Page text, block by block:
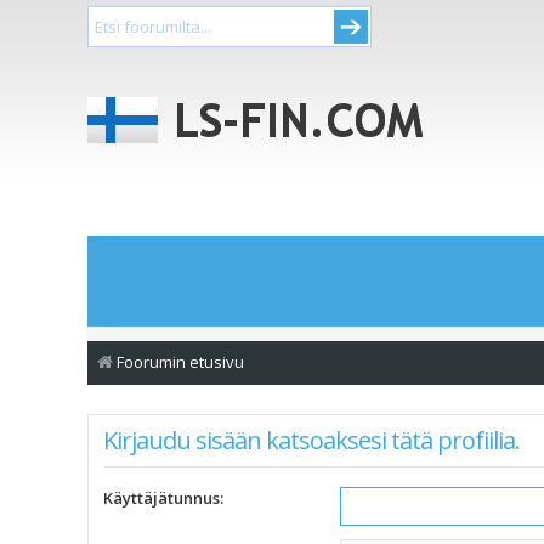
Foorumin etusivu
Kirjaudu sisään katsoaksesi tätä profiilia.
Käyttäjätunnus: